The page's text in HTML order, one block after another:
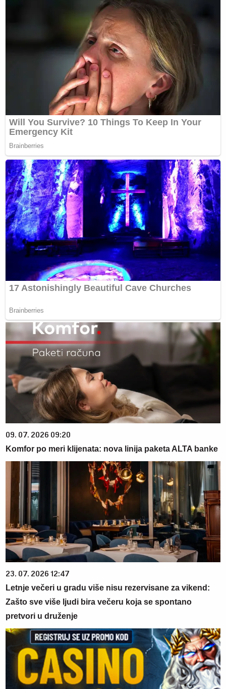
09. 07. 2026 09:20
Komfor po meri klijenata: nova linija paketa ALTA banke
23. 07. 2026 12:47
Letnje večeri u gradu više nisu rezervisane za vikend:
Zašto sve više ljudi bira večeru koja se spontano
pretvori u druženje